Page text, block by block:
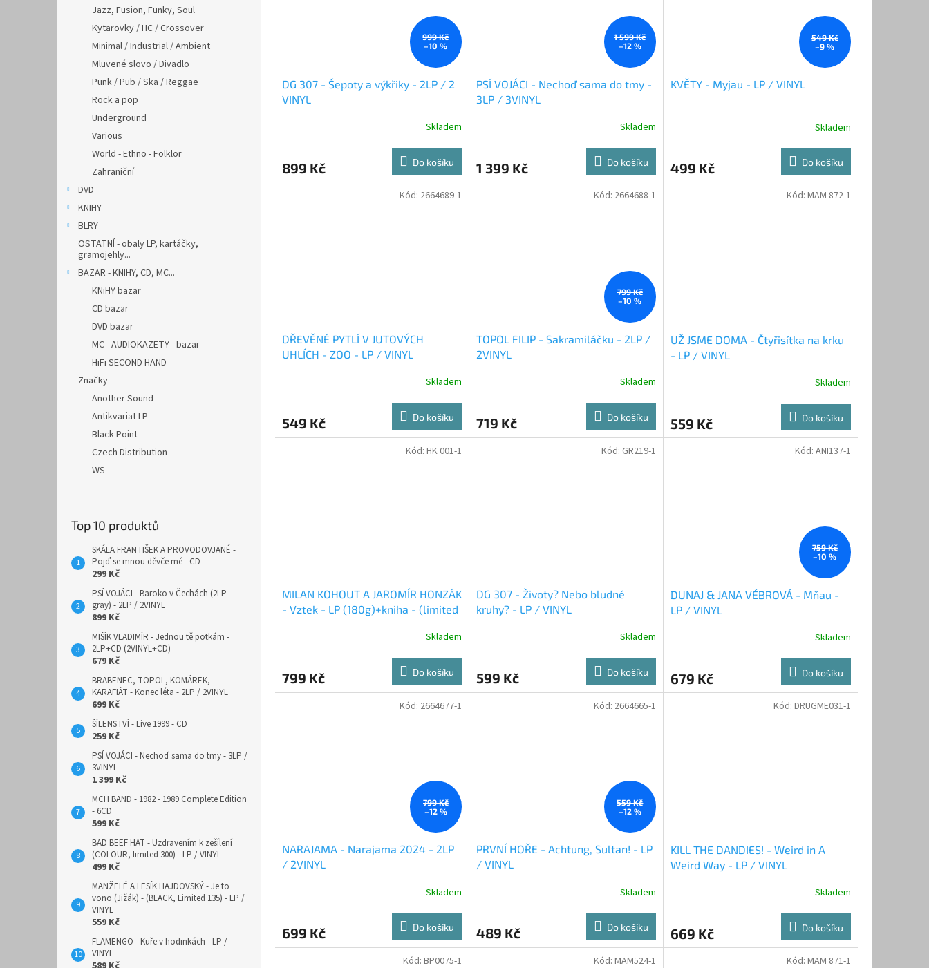
Jazz, Fusion, Funky, Soul
Kytarovky / HC / Crossover
Minimal / Industrial / Ambient
Mluvené slovo / Divadlo
Punk / Pub / Ska / Reggae
Rock a pop
Underground
Various
World - Ethno - Folklor
Zahraniční
DVD
KNIHY
BLRY
OSTATNÍ - obaly LP, kartáčky,
gramojehly...
BAZAR - KNIHY, CD, MC...
KNiHY bazar
CD bazar
DVD bazar
MC - AUDIOKAZETY - bazar
HiFi SECOND HAND
Značky
Another Sound
Antikvariat LP
Black Point
Czech Distribution
WS
Top 10 produktů
SKÁLA FRANTIŠEK A PROVODOVJANÉ -
Pojď se mnou děvče mé - CD
299 Kč
PSÍ VOJÁCI - Baroko v Čechách (2LP
gray) - 2LP / 2VINYL
899 Kč
MIŠÍK VLADIMÍR - Jednou tě potkám -
2LP+CD (2VINYL+CD)
679 Kč
BRABENEC, TOPOL, KOMÁREK,
KARAFIÁT - Konec léta - 2LP / 2VINYL
699 Kč
ŠÍLENSTVÍ - Live 1999 - CD
259 Kč
PSÍ VOJÁCI - Nechoď sama do tmy - 3LP /
3VINYL
1 399 Kč
MCH BAND - 1982 - 1989 Complete Edition
- 6CD
599 Kč
BAD BEEF HAT - Uzdravením k zešílení
(COLOUR, limited 300) - LP / VINYL
499 Kč
MANŽELÉ A LESÍK HAJDOVSKÝ - Je to
vono (Jižák) - (BLACK, Limited 135) - LP /
VINYL
559 Kč
FLAMENGO - Kuře v hodinkách - LP /
VINYL
999 Kč
–10 %
DG 307 - Šepoty a výkřiky - 2LP / 2
VINYL
Skladem
899 Kč Do košíku
1 599 Kč
–12 %
PSÍ VOJÁCI - Nechoď sama do tmy -
3LP / 3VINYL
Skladem
1 399 Kč Do košíku
549 Kč
–9 %
KVĚTY - Myjau - LP / VINYL
Skladem
499 Kč Do košíku
DŘEVĚNÉ PYTLÍ V JUTOVÝCH
UHLÍCH - ZOO - LP / VINYL
Skladem
549 Kč Do košíku
Kód: 2664689-1
799 Kč
–10 %
TOPOL FILIP - Sakramiláčku - 2LP /
2VINYL
Skladem
719 Kč Do košíku
Kód: 2664688-1
UŽ JSME DOMA - Čtyřisítka na krku
- LP / VINYL
Skladem
559 Kč Do košíku
Kód: MAM 872-1
MILAN KOHOUT A JAROMÍR HONZÁK
- Vztek - LP (180g)+kniha - (limited
je
5,0
Skladem
799 Kč Do košíku
Kód: HK 001-1
DG 307 - Životy? Nebo bludné
kruhy? - LP / VINYL
Skladem
599 Kč Do košíku
Kód: GR219-1
759 Kč
–10 %
DUNAJ & JANA VÉBROVÁ - Mňau -
LP / VINYL
Skladem
679 Kč Do košíku
Kód: ANI137-1
799 Kč
–12 %
NARAJAMA - Narajama 2024 - 2LP
/ 2VINYL
Skladem
699 Kč Do košíku
Kód: 2664677-1
559 Kč
–12 %
PRVNÍ HOŘE - Achtung, Sultan! - LP
/ VINYL
Skladem
489 Kč Do košíku
Kód: 2664665-1
KILL THE DANDIES! - Weird in A
Weird Way - LP / VINYL
Skladem
669 Kč Do košíku
Kód: DRUGME031-1
Kód: BP0075-1 Kód: MAM524-1 Kód: MAM 871-1